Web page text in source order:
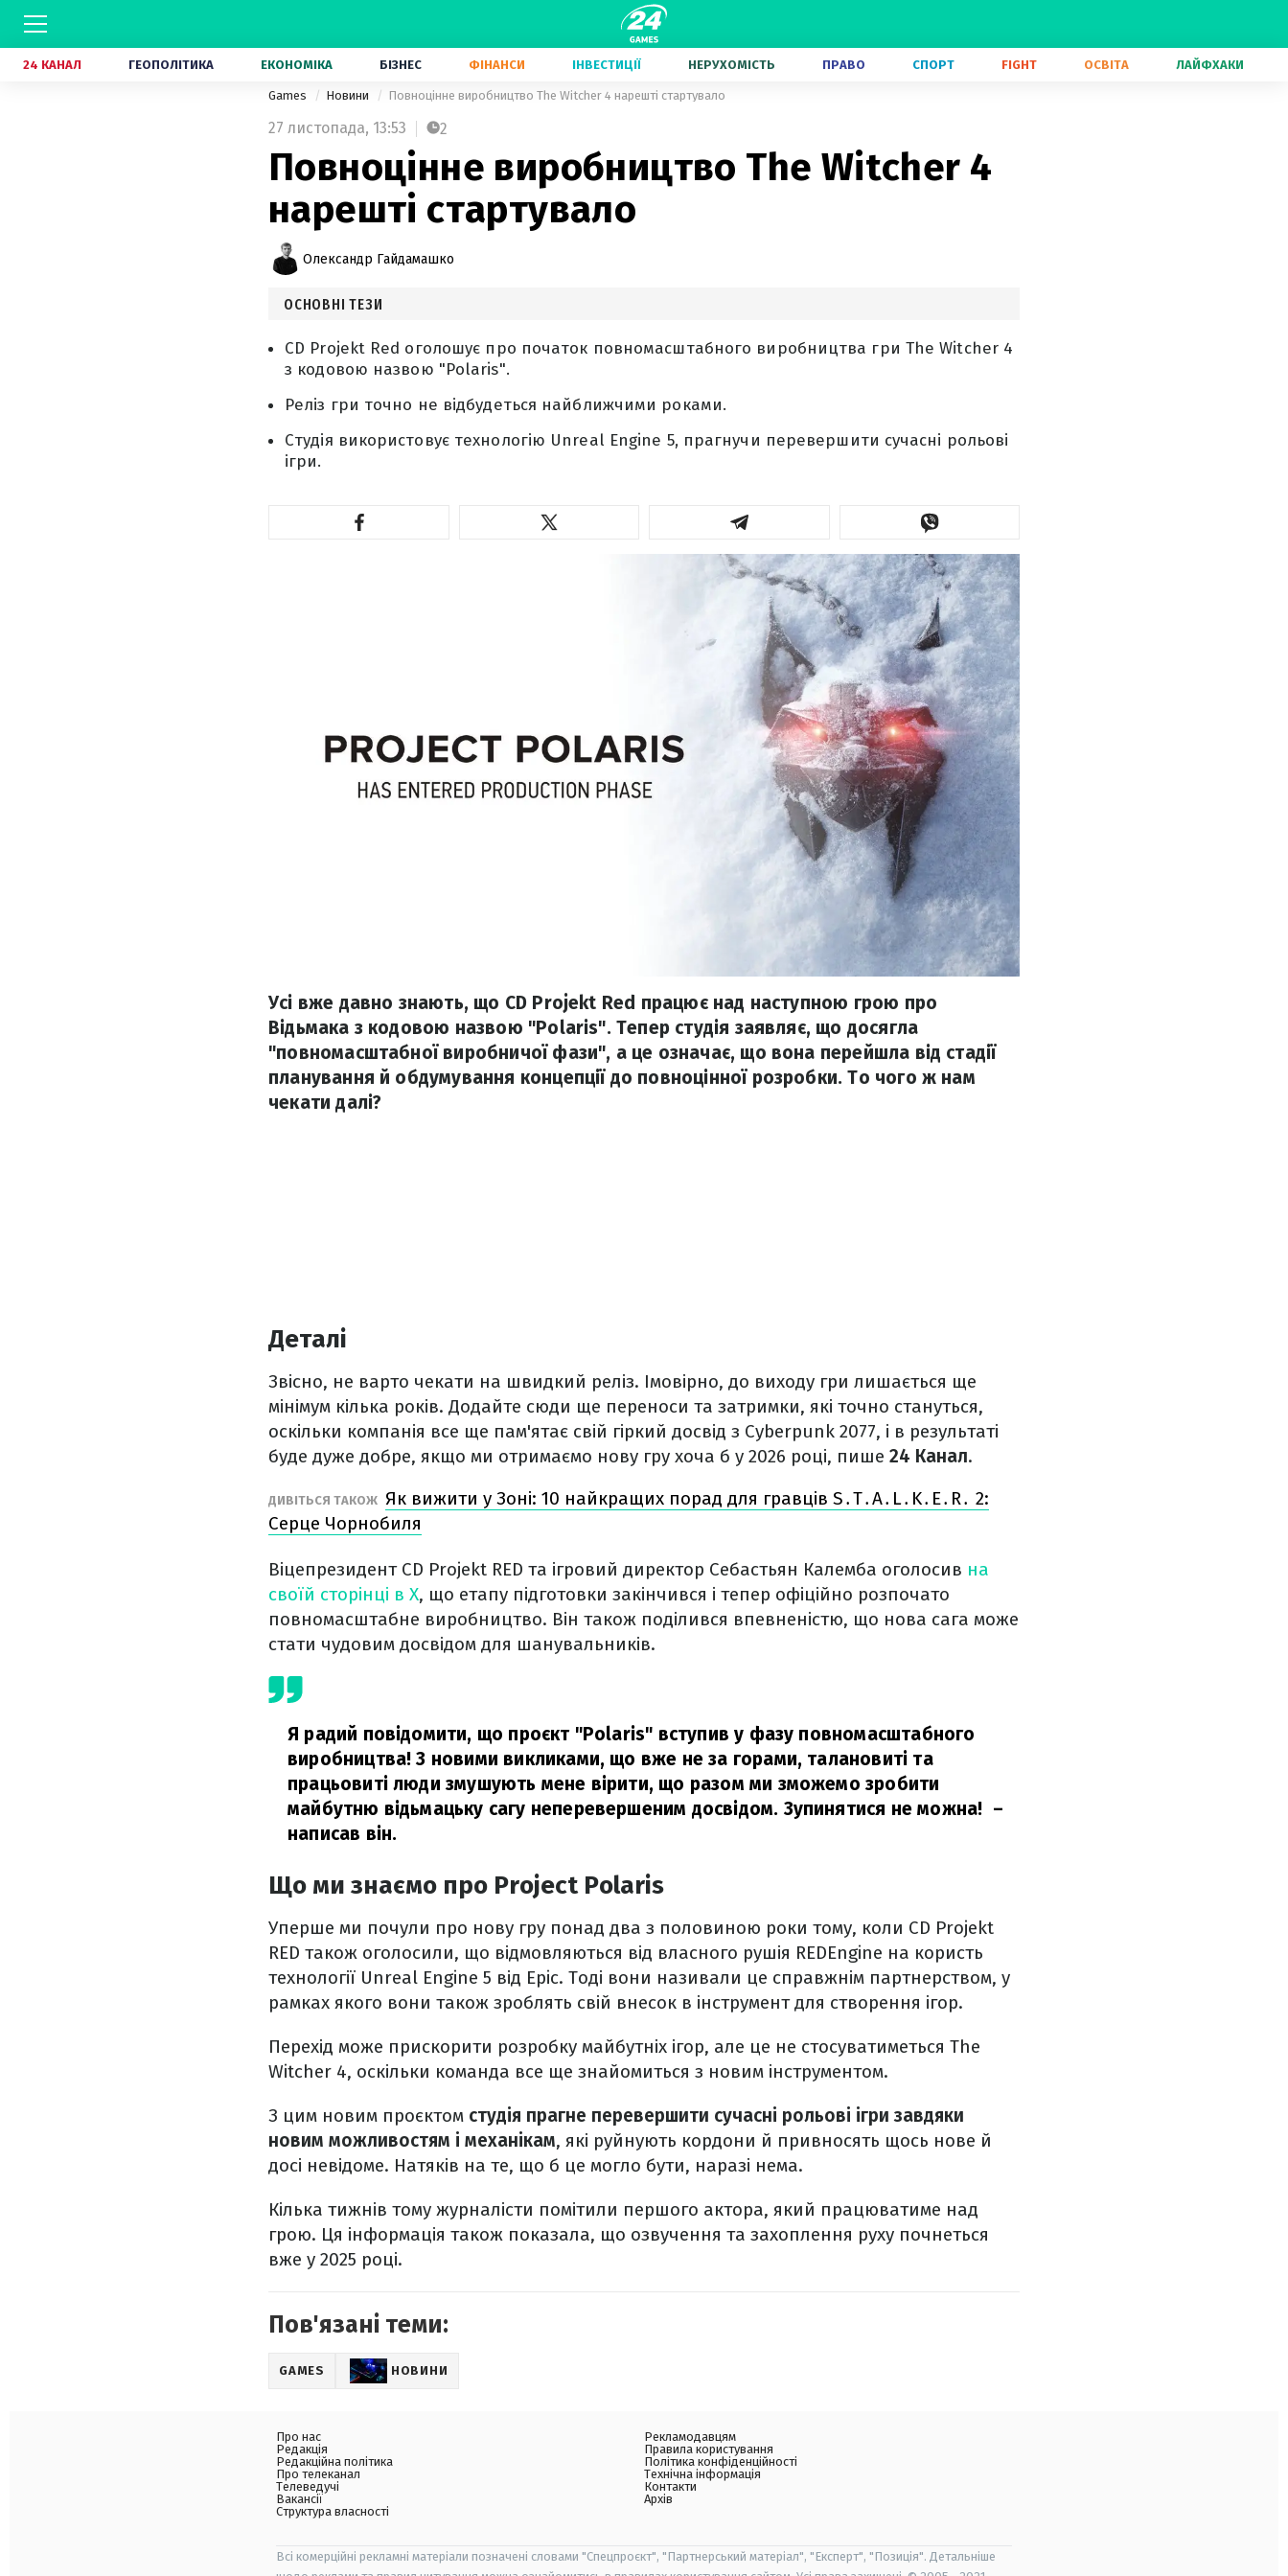
24 КАНАЛ ГЕОПОЛІТИКА ЕКОНОМІКА БІЗНЕС ФІНАНСИ ІНВЕСТИЦІЇ НЕРУХОМІСТЬ ПРАВО СПОРТ FIGHT ОСВІТА ЛАЙФХАКИ
Games Новини Повноцінне виробництво The Witcher 4 нарешті стартувало
27 листопада, 13:53 2
Повноцінне виробництво The Witcher 4
нарешті стартувало
Олександр Гайдамашко
ОСНОВНІ ТЕЗИ
CD Projekt Red оголошує про початок повномасштабного виробництва гри The Witcher 4
з кодовою назвою "Polaris".
Реліз гри точно не відбудеться найближчими роками.
Студія використовує технологію Unreal Engine 5, прагнучи перевершити сучасні рольові
ігри.
Усі вже давно знають, що CD Projekt Red працює над наступною грою про
Відьмака з кодовою назвою "Polaris". Тепер студія заявляє, що досягла
"повномасштабної виробничої фази", а це означає, що вона перейшла від стадії
планування й обдумування концепції до повноцінної розробки. То чого ж нам
чекати далі?
Деталі
Звісно, не варто чекати на швидкий реліз. Імовірно, до виходу гри лишається ще
мінімум кілька років. Додайте сюди ще переноси та затримки, які точно стануться,
оскільки компанія все ще пам'ятає свій гіркий досвід з Cyberpunk 2077, і в результаті
буде дуже добре, якщо ми отримаємо нову гру хоча б у 2026 році, пише 24 Канал.
ДИВІТЬСЯ ТАКОЖ Як вижити у Зоні: 10 найкращих порад для гравців S․T․A․L․K․E․R․ 2:
Серце Чорнобиля
Віцепрезидент CD Projekt RED та ігровий директор Себастьян Калемба оголосив на
своїй сторінці в X, що етапу підготовки закінчився і тепер офіційно розпочато
повномасштабне виробництво. Він також поділився впевненістю, що нова сага може
стати чудовим досвідом для шанувальників.
Я радий повідомити, що проєкт "Polaris" вступив у фазу повномасштабного
виробництва! З новими викликами, що вже не за горами, талановиті та
працьовиті люди змушують мене вірити, що разом ми зможемо зробити
майбутню відьмацьку сагу неперевершеним досвідом. Зупинятися не можна! –
написав він.
Що ми знаємо про Project Polaris
Уперше ми почули про нову гру понад два з половиною роки тому, коли CD Projekt
RED також оголосили, що відмовляються від власного рушія REDEngine на користь
технології Unreal Engine 5 від Epic. Тоді вони називали це справжнім партнерством, у
рамках якого вони також зроблять свій внесок в інструмент для створення ігор.
Перехід може прискорити розробку майбутніх ігор, але це не стосуватиметься The
Witcher 4, оскільки команда все ще знайомиться з новим інструментом.
З цим новим проєктом студія прагне перевершити сучасні рольові ігри завдяки
новим можливостям і механікам, які руйнують кордони й привносять щось нове й
досі невідоме. Натяків на те, що б це могло бути, наразі нема.
Кілька тижнів тому журналісти помітили першого актора, який працюватиме над
грою. Ця інформація також показала, що озвучення та захоплення руху почнеться
вже у 2025 році.
Пов'язані теми:
GAMES НОВИНИ
Про нас
Редакція
Редакційна політика
Про телеканал
Телеведучі
Вакансії
Структура власності
Рекламодавцям
Правила користування
Політика конфіденційності
Технічна інформація
Контакти
Архів
Всі комерційні рекламні матеріали позначені словами "Спецпроєкт", "Партнерський матеріал", "Експерт", "Позиція". Детальніше